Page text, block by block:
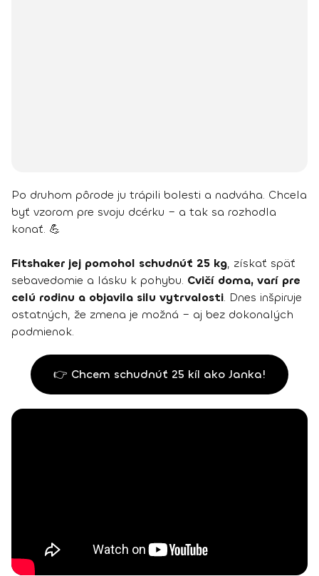
Po druhom pôrode ju trápili bolesti a nadváha. Chcela
byť vzorom pre svoju dcérku – a tak sa rozhodla
konať. 💪
Fitshaker jej pomohol schudnúť 25 kg, získať späť
sebavedomie a lásku k pohybu. Cvičí doma, varí pre
celú rodinu a objavila silu vytrvalosti. Dnes inšpiruje
ostatných, že zmena je možná – aj bez dokonalých
podmienok.
👉 Chcem schudnúť 25 kíl ako Janka!